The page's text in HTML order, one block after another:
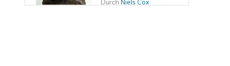
Durch Niels Cox